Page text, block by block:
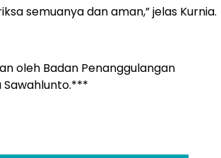
semuanya dan aman,” jelas Kurnia.
oleh Badan Penanggulangan
Sawahlunto.***